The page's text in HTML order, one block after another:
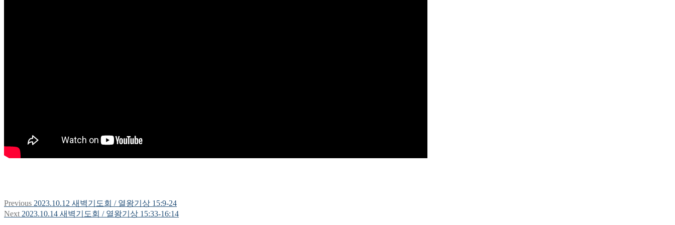
글
Previous Previous
post:
2023.10.12 새벽기도회 / 열왕기상 15:9-24
Next Next
2023.10.14 새벽기도회 / 열왕기상 15:33-16:14